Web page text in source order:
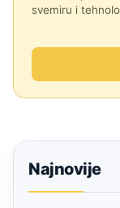
svemiru i
Najnovije